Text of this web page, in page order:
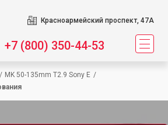
Красноармейский проспект, 47А
+7 (800) 350-44-53
/ MK 50-135mm T2.9 Sony E /